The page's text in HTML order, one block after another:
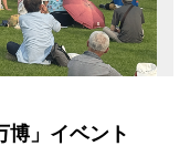
博」イベント